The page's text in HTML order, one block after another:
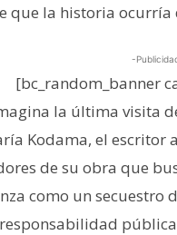
que la historia
-
[bc_random_banner
la última visita
Kodama, el escritor
de su obra que
como un secuestro